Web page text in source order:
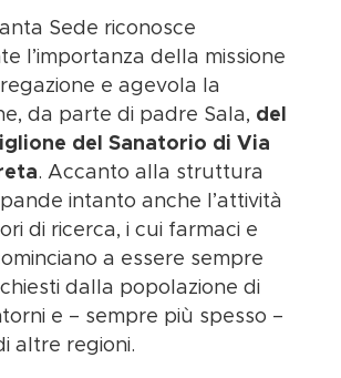
Sede riconosce
l’importanza della missione
e agevola la
da parte di padre Sala, del
del Sanatorio di Via
. Accanto alla struttura
intanto anche l’attività
di ricerca, i cui farmaci e
a essere sempre
dalla popolazione di
e – sempre più spesso –
altre regioni.